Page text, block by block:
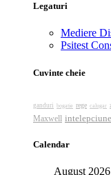
Legaturi
Mediere
Psitest
Cuvinte cheie
ganduri bogatie rege calugar
Maxwell intelepciune
Calendar
August 2026